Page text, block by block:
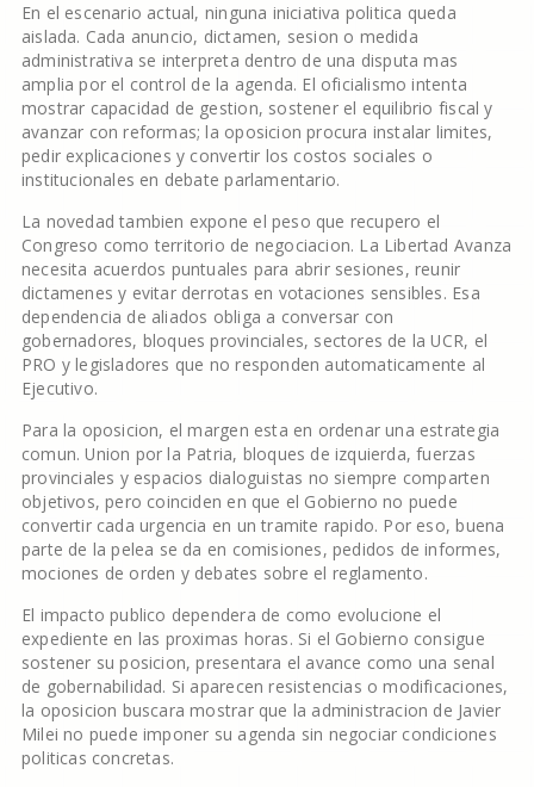
En el escenario actual, ninguna iniciativa politica queda
aislada. Cada anuncio, dictamen, sesion o medida
administrativa se interpreta dentro de una disputa mas
amplia por el control de la agenda. El oficialismo intenta
mostrar capacidad de gestion, sostener el equilibrio fiscal y
avanzar con reformas; la oposicion procura instalar limites,
pedir explicaciones y convertir los costos sociales o
institucionales en debate parlamentario.
La novedad tambien expone el peso que recupero el
Congreso como territorio de negociacion. La Libertad Avanza
necesita acuerdos puntuales para abrir sesiones, reunir
dictamenes y evitar derrotas en votaciones sensibles. Esa
dependencia de aliados obliga a conversar con
gobernadores, bloques provinciales, sectores de la UCR, el
PRO y legisladores que no responden automaticamente al
Ejecutivo.
Para la oposicion, el margen esta en ordenar una estrategia
comun. Union por la Patria, bloques de izquierda, fuerzas
provinciales y espacios dialoguistas no siempre comparten
objetivos, pero coinciden en que el Gobierno no puede
convertir cada urgencia en un tramite rapido. Por eso, buena
parte de la pelea se da en comisiones, pedidos de informes,
mociones de orden y debates sobre el reglamento.
El impacto publico dependera de como evolucione el
expediente en las proximas horas. Si el Gobierno consigue
sostener su posicion, presentara el avance como una senal
de gobernabilidad. Si aparecen resistencias o modificaciones,
la oposicion buscara mostrar que la administracion de Javier
Milei no puede imponer su agenda sin negociar condiciones
politicas concretas.